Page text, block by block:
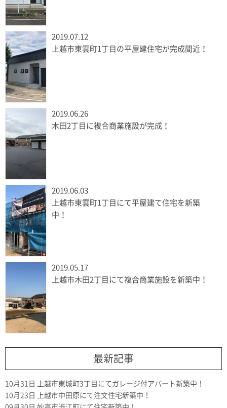
2019.07.12
上越市東雲町1丁目の平屋建住宅が完成間近！
2019.06.26
木田2丁目に複合商業施設が完成！
2019.06.03
上越市東雲町1丁目にて平屋建て住宅を新築
中！
2019.05.17
上越市木田2丁目にて複合商業施設を新築中！
最新記事
10月31日
上越市東城町3丁目にてガレージ付アパート新築中！
10月23日
上越市中田原にて注文住宅新築中！